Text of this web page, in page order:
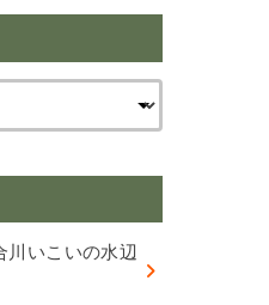
川いこいの水辺